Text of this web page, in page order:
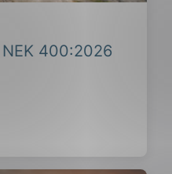
400:2026